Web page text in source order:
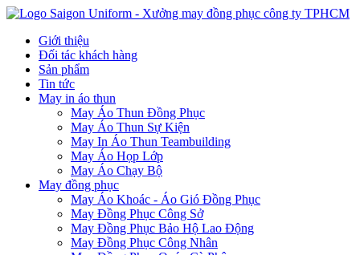
Giới thiệu
Đối tác khách hàng
Sản phẩm
Tin tức
May in áo thun
May Áo Thun Đồng Phục
May Áo Thun Sự Kiện
May In Áo Thun Teambuilding
May Áo Họp Lớp
May Áo Chạy Bộ
May đồng phục
May Áo Khoác - Áo Gió Đồng Phục
May Đồng Phục Công Sở
May Đồng Phục Bảo Hộ Lao Động
May Đồng Phục Công Nhân